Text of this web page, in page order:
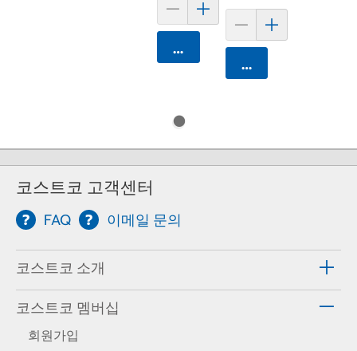
카트에 담기
카트에 담기
코스트코 고객센터
FAQ 이메일 문의
코스트코 소개
코스트코 멤버십
회원가입